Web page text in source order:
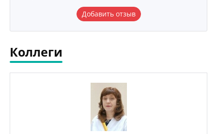
Добавить отзыв
Коллеги